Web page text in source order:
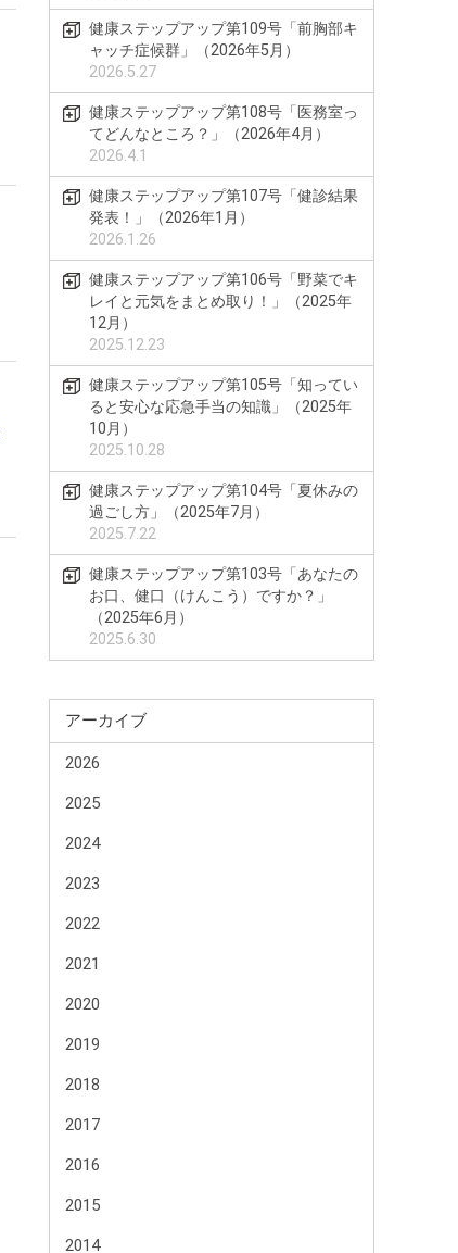
健康ステップアップ第109号「前胸部キ
ャッチ症候群」（2026年5月）
2026.5.27
健康ステップアップ第108号「医務室っ
てどんなところ？」（2026年4月）
2026.4.1
健康ステップアップ第107号「健診結果
発表！」（2026年1月）
2026.1.26
健康ステップアップ第106号「野菜でキ
レイと元気をまとめ取り！」（2025年
12月）
2025.12.23
健康ステップアップ第105号「知ってい
ると安心な応急手当の知識」（2025年
10月）
2025.10.28
健康ステップアップ第104号「夏休みの
過ごし方」（2025年7月）
2025.7.22
健康ステップアップ第103号「あなたの
お口、健口（けんこう）ですか？」
（2025年6月）
2025.6.30
アーカイブ
2026
2025
2024
2023
2022
2021
2020
2019
2018
2017
2016
2015
2014